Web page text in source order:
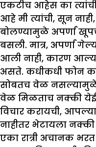
एकटीच आहेस का
आहे मी त्यांची, सून
बोलण्यामुळे अपर्णा
बसली. मात्र, अपर्णा
आली नाही, कारण
असते. कधीकधी फोन
सोबतच वेळ
वेळ मिळताच नक्की
विचार करायची,
नाहीतर भेटायला
एका रात्री अचानक